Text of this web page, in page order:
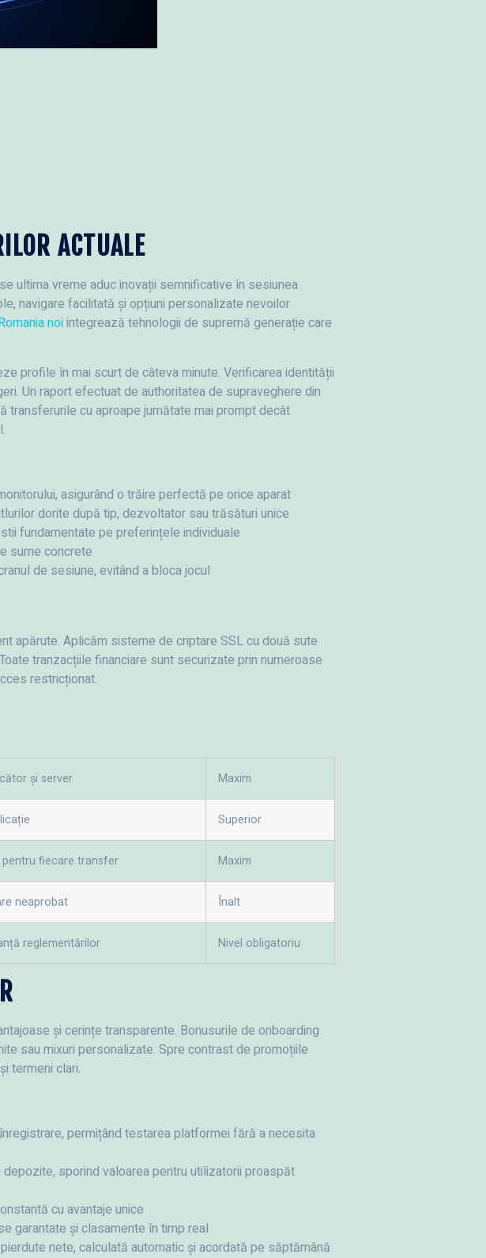
ACTUALE
ultima vreme aduc inovații semnificative în sesiunea
navigare facilitată și opțiuni personalizate nevoilor
noiintegrează tehnologii de supremă generație care
profile în mai scurt de câteva minute. Verificarea identității
Un raport efectuat de authoritatea de supraveghere din
transferurile cu aproape jumătate mai prompt decât
asigurând o trăire perfectă pe orice aparat
dorite după tip, dezvoltator sau trăsături unice
fundamentate pe preferințele individuale
sume concrete
de sesiune, evitând a bloca jocul
apărute. Aplicăm sisteme de criptare SSL cu două sute
tranzacțiile financiare sunt securizate prin numeroase
restricționat.
și server Maxim
Superior
fiecare transfer Maxim
neaprobat Înalt
reglementărilor Nivel obligatoriu
și cerințe transparente. Bonusurile de onboarding
sau mixuri personalizate. Spre contrast de promoțiile
termeni clari.
permițând testarea platformei fără a necesita
sporind valoarea pentru utilizatorii proaspăt
cu avantaje unice
garantate și clasamente în timp real
nete, calculată automatic și acordată pe săptămână